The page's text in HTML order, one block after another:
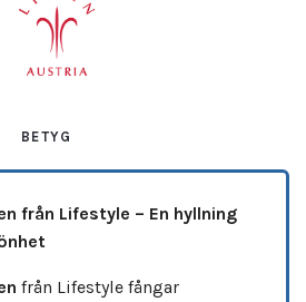
BETYG
från Lifestyle – En hyllning
från Lifestyle fångar